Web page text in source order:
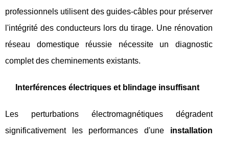
professionnels utilisent des guides-câbles pour préserver
l'intégrité des conducteurs lors du tirage. Une rénovation
réseau domestique réussie nécessite un diagnostic
complet des cheminements existants.
Interférences électriques et blindage insuffisant
Les perturbations électromagnétiques dégradent
significativement les performances d'une installation